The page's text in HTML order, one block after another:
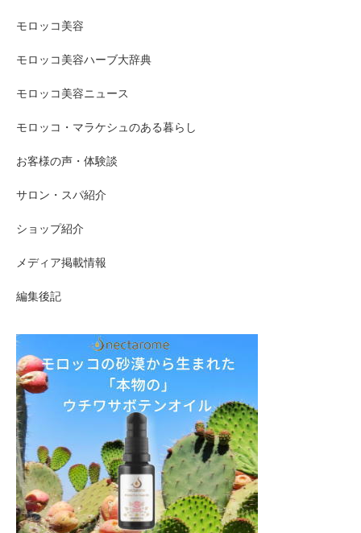
モロッコ美容
モロッコ美容ハーブ大辞典
モロッコ美容ニュース
モロッコ・マラケシュのある暮らし
お客様の声・体験談
サロン・スパ紹介
ショップ紹介
メディア掲載情報
編集後記